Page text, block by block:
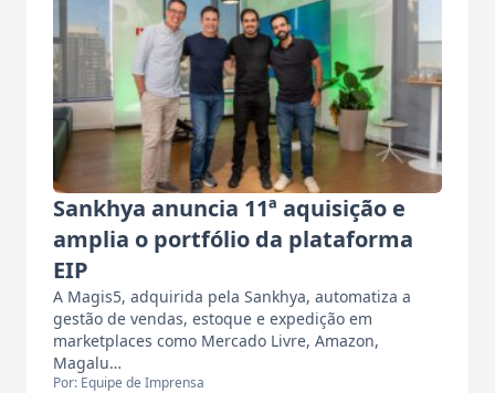
Sankhya anuncia 11ª aquisição e
amplia o portfólio da plataforma
EIP
A Magis5, adquirida pela Sankhya, automatiza a
gestão de vendas, estoque e expedição em
marketplaces como Mercado Livre, Amazon,
Magalu…
Por: Equipe de Imprensa